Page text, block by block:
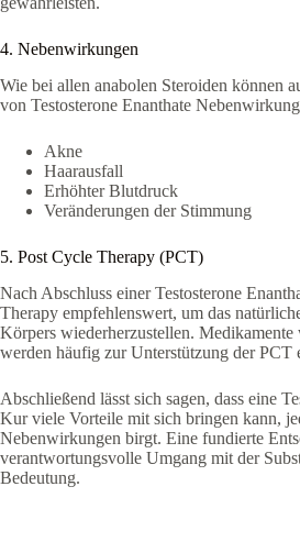
4. Nebenwirkungen
Wie bei allen anabolen Steroiden können
von Testosterone Enanthate
Akne
Haarausfall
Erhöhter Blutdruck
Veränderungen der Stimmung
5. Post Cycle Therapy (PCT)
Nach Abschluss einer Testosterone
Therapy empfehlenswert, um das
Körpers wiederherzustellen.
werden häufig zur Unterstützung der PCT
Abschließend lässt sich sagen, dass eine
Kur viele Vorteile mit sich bringen kann,
Nebenwirkungen birgt. Eine fundierte
verantwortungsvolle Umgang mit der
Bedeutung.